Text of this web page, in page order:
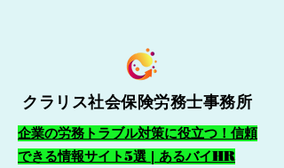
クラリス社会保険労務士事務所
企業の労務トラブル対策に役立つ！信頼
できる情報サイト5選 | あるバイHR